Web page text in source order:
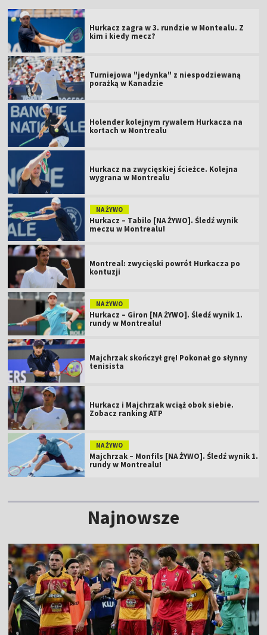
Hurkacz zagra w 3. rundzie w Montealu. Z
kim i kiedy mecz?
Turniejowa "jedynka" z niespodziewaną
porażką w Kanadzie
Holender kolejnym rywalem Hurkacza na
kortach w Montrealu
Hurkacz na zwycięskiej ścieżce. Kolejna
wygrana w Montrealu
NA ŻYWO
Hurkacz – Tabilo [NA ŻYWO]. Śledź wynik
meczu w Montrealu!
Montreal: zwycięski powrót Hurkacza po
kontuzji
NA ŻYWO
Hurkacz – Giron [NA ŻYWO]. Śledź wynik 1.
rundy w Montrealu!
Majchrzak skończył grę! Pokonał go słynny
tenisista
Hurkacz i Majchrzak wciąż obok siebie.
Zobacz ranking ATP
NA ŻYWO
Majchrzak – Monfils [NA ŻYWO]. Śledź wynik 1.
rundy w Montrealu!
Najnowsze